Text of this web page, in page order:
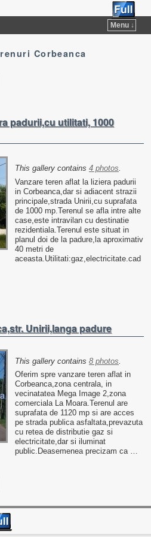
Menu ↓
Corbeanca
padurii,cu utilitati, 1000
This gallery contains 4 photos.
Vanzare teren aflat la liziera padurii
in Corbeanca,dar si adiacent strazii
principale,strada Unirii,cu suprafata
de 1000 mp.Terenul se afla intre alte
case,este intravilan cu destinatie
rezidentiala.Terenul este situat in
planul doi de la padure,la aproximativ
40 metri de
aceasta.Utilitati:gaz,electricitate.cad
Unirii,langa padure
This gallery contains 8 photos
Oferim spre vanzare teren aflat in
Corbeanca,zona centrala, in
vecinatatea Mega Image 2,zona
comerciala La Moara.Terenul are
suprafata de 1120 mp si are acces
pe strada publica asfaltata,prevazuta
cu retea de distributie gaz si
electricitate,dar si iluminat
public.Deasemenea precizam ca …